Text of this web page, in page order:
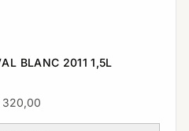
BLANC 2011 1,5L
320,00